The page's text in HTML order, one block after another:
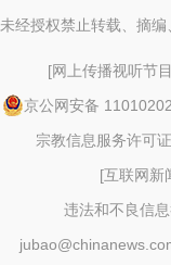
未经授权禁止转载、摘编
[网上传播视听节
京公网安备
宗教信息服务许可
[互联网新
违法和不良信